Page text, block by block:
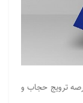
ترویج حجاب و